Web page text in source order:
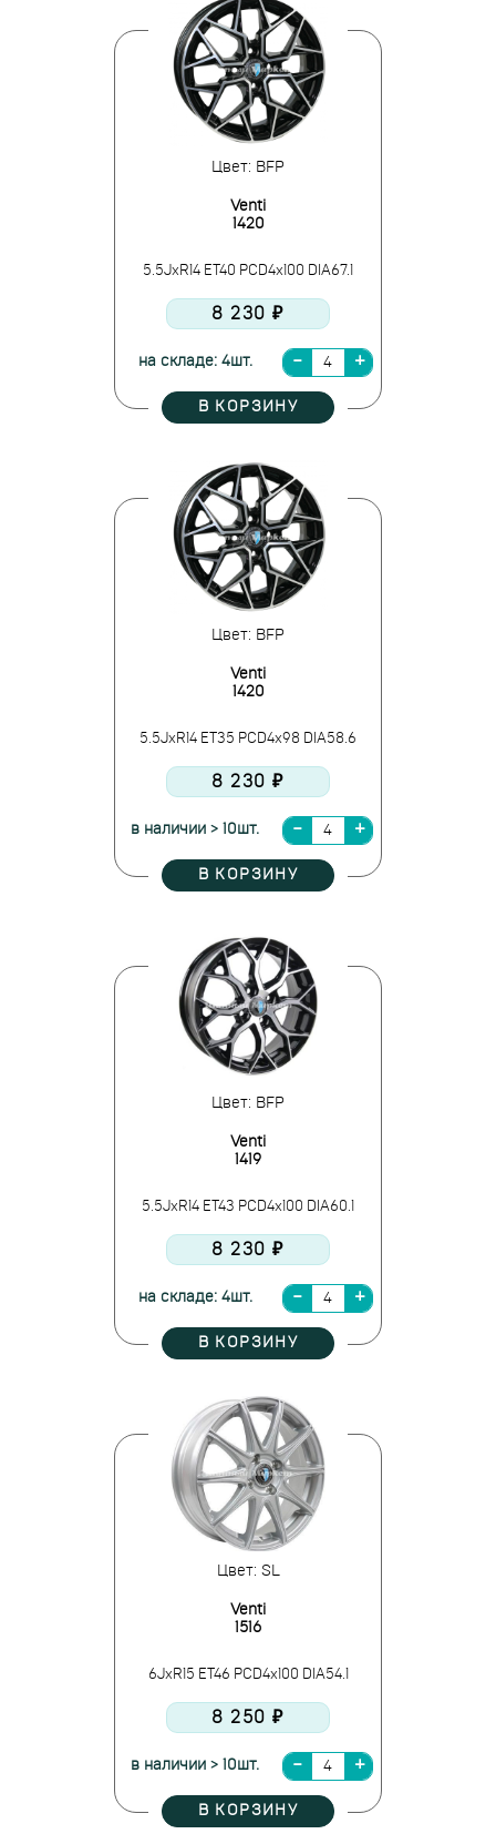
Цвет: BFP
Venti
1420
5.5JxR14 ET40 PCD4x100 DIA67.1
8 230 ₽
на складе: 4шт.
В КОРЗИНУ
Цвет: BFP
Venti
1420
5.5JxR14 ET35 PCD4x98 DIA58.6
8 230 ₽
в наличии > 10шт.
В КОРЗИНУ
Цвет: BFP
Venti
1419
5.5JxR14 ET43 PCD4x100 DIA60.1
8 230 ₽
на складе: 4шт.
В КОРЗИНУ
Цвет: SL
Venti
1516
6JxR15 ET46 PCD4x100 DIA54.1
8 250 ₽
в наличии > 10шт.
В КОРЗИНУ